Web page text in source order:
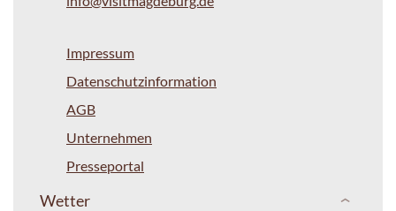
Impressum
Datenschutzinformation
AGB
Unternehmen
Presseportal
Wetter